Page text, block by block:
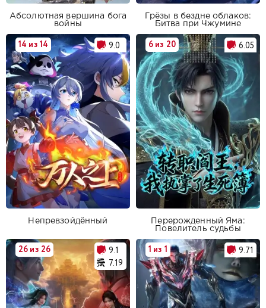
Абсолютная вершина бога
войны
Грёзы в бездне облаков:
Битва при Чжумине
Непревзойдённый
14 из 14 9.0
Перерожденный Яма:
Повелитель судьбы
6 из 20 6.05
26 из 26
9.1
7.19
1 из 1 9.71